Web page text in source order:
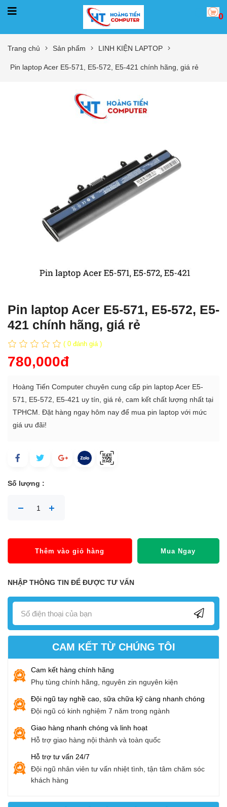
0
Trang chủ Sản phẩm LINH KIỆN LAPTOP
Pin laptop Acer E5-571, E5-572, E5-421 chính hãng, giá rẻ
Pin laptop Acer E5-571, E5-572, E5-
421 chính hãng, giá rẻ
( 0 đánh giá )
780,000đ
Hoàng Tiến Computer chuyên cung cấp pin laptop Acer E5-
571, E5-572, E5-421 uy tín, giá rẻ, cam kết chất lượng nhất tại
TPHCM. Đặt hàng ngay hôm nay để mua pin laptop với mức
giá ưu đãi!
Số lượng :
Thêm vào giỏ hàng Mua Ngay
NHẬP THÔNG TIN ĐỂ ĐƯỢC TƯ VẤN
CAM KẾT TỪ CHÚNG TÔI
Cam kết hàng chính hãng
Phụ tùng chính hãng, nguyên zin nguyên kiện
Đội ngũ tay nghề cao, sữa chữa kỹ càng nhanh chóng
Đội ngũ có kinh nghiệm 7 năm trong ngành
Giao hàng nhanh chóng và linh hoạt
Hỗ trợ giao hàng nội thành và toàn quốc
Hỗ trợ tư vấn 24/7
Đội ngũ nhân viên tư vấn nhiệt tình, tận tâm chăm sóc
khách hàng